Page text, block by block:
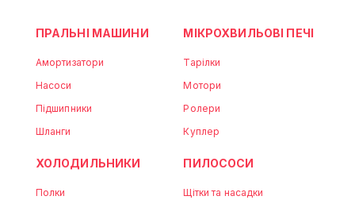
ПРАЛЬНІ МАШИНИ
Амортизатори
Насоси
Підшипники
Шланги
МІКРОХВИЛЬОВІ ПЕЧІ
Тарілки
Мотори
Ролери
Куплер
ХОЛОДИЛЬНИКИ
Полки
ПИЛОСОСИ
Щітки та насадки